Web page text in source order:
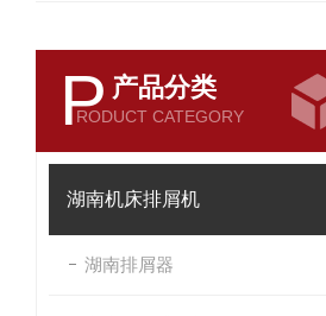
P 产品分类
RODUCT CATEGORY
湖南机床排屑机
湖南排屑器